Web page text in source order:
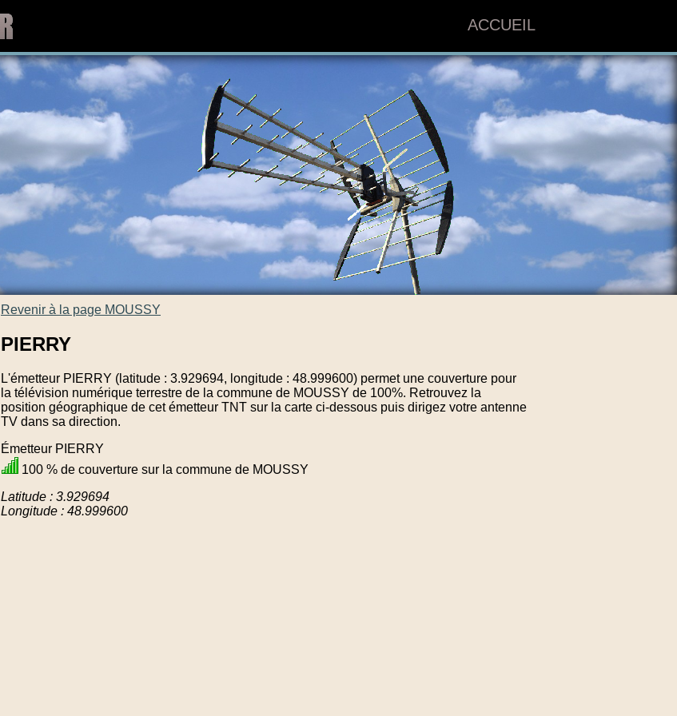
ACCUEIL
Revenir à la page MOUSSY
PIERRY
L'émetteur PIERRY (latitude : 3.929694, longitude : 48.999600) permet une couverture pour
la télévision numérique terrestre de la commune de MOUSSY de 100%. Retrouvez la
position géographique de cet émetteur TNT sur la carte ci-dessous puis dirigez votre antenne
TV dans sa direction.
Émetteur PIERRY
100 % de couverture sur la commune de MOUSSY
Latitude : 3.929694
Longitude : 48.999600